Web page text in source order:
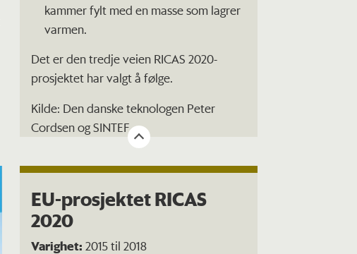
kammer fylt med en masse som lagrer
varmen.
Det er den tredje veien RICAS 2020-
prosjektet har valgt å følge.
Kilde: Den danske teknologen Peter
Cordsen og SINTEF
EU-prosjektet RICAS
2020
Varighet: 2015 til 2018